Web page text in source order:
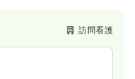
訪問看護